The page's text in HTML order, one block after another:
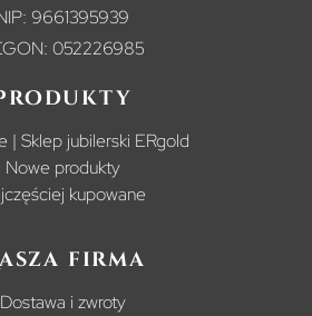
9661395939
052226985
| Sklep jubilerski ERgold
Nowe produkty
kupowane
firma
Dostawa i zwroty